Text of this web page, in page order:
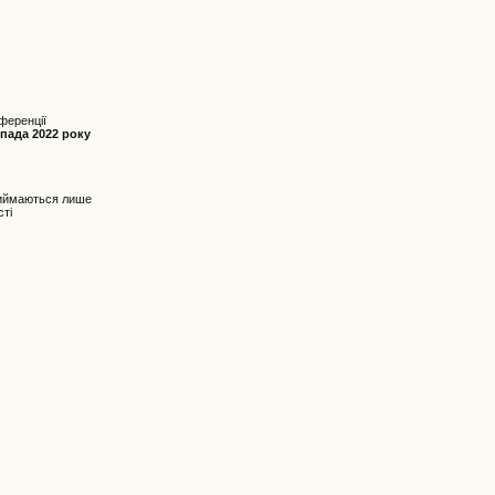
2022 року
лише